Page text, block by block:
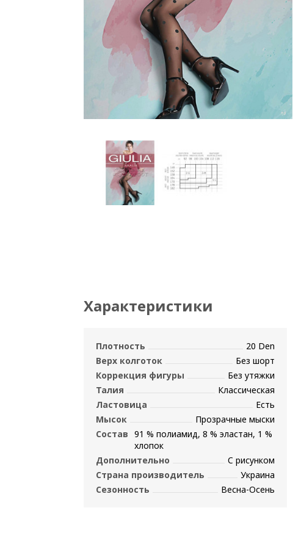
Характеристики
Плотность
20 Den
Верх колготок
Без шорт
Коррекция фигуры
Без утяжки
Талия
Классическая
Ластовица
Есть
Мысок
Прозрачные мыски
Состав 91 % полиамид, 8 % эластан, 1 %
хлопок
Дополнительно
С рисунком
Страна производитель
Украина
Сезонность
Весна-Осень